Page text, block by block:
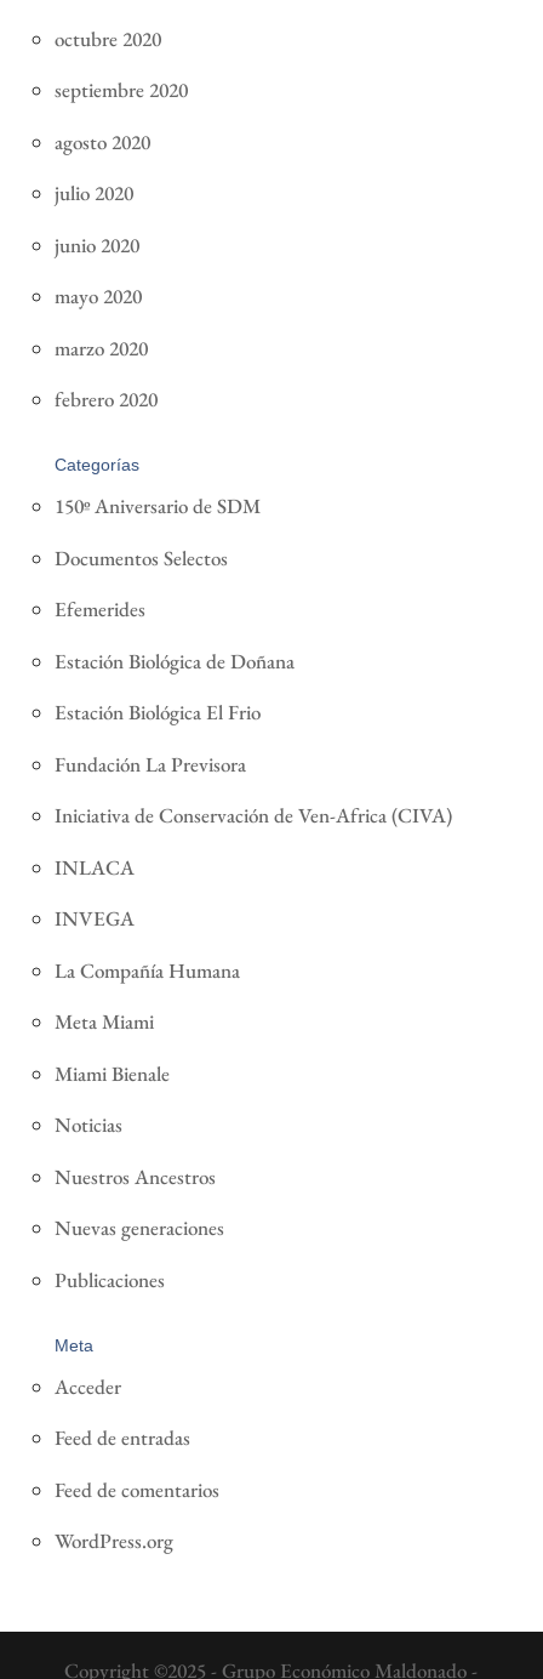
octubre 2020
septiembre 2020
agosto 2020
julio 2020
junio 2020
mayo 2020
marzo 2020
febrero 2020
Categorías
150º Aniversario de SDM
Documentos Selectos
Efemerides
Estación Biológica de Doñana
Estación Biológica El Frio
Fundación La Previsora
Iniciativa de Conservación de Ven-Africa (CIVA)
INLACA
INVEGA
La Compañía Humana
Meta Miami
Miami Bienale
Noticias
Nuestros Ancestros
Nuevas generaciones
Publicaciones
Meta
Acceder
Feed de entradas
Feed de comentarios
WordPress.org
Copyright ©2025 - Grupo Económico Maldonado -